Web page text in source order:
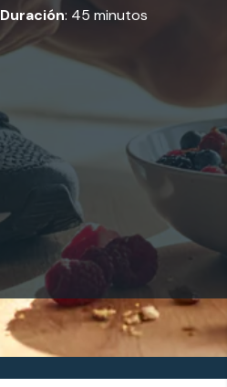
Duración: 45 minutos